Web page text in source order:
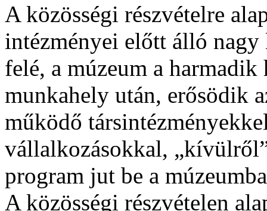
A közösségi részvételre
intézményei előtt álló nagy
felé, a múzeum a
munkahely után, erősödik
működő
vállalkozásokkal,
program jut be a
A közösségi részvételen